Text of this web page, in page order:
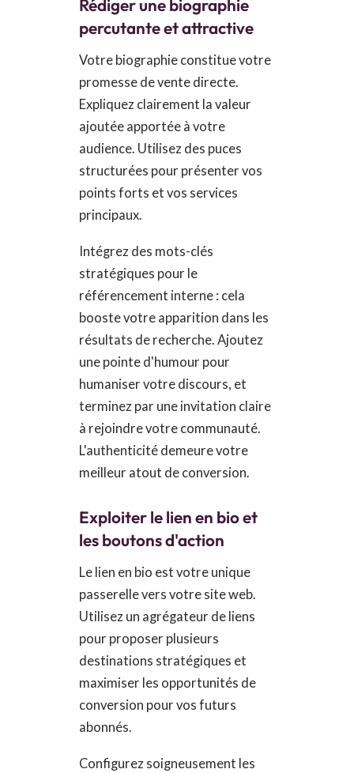
Rédiger une biographie
percutante et attractive
Votre biographie constitue votre
promesse de vente directe.
Expliquez clairement la valeur
ajoutée apportée à votre
audience. Utilisez des puces
structurées pour présenter vos
points forts et vos services
principaux.
Intégrez des mots-clés
stratégiques pour le
référencement interne : cela
booste votre apparition dans les
résultats de recherche. Ajoutez
une pointe d'humour pour
humaniser votre discours, et
terminez par une invitation claire
à rejoindre votre communauté.
L'authenticité demeure votre
meilleur atout de conversion.
Exploiter le lien en bio et
les boutons d'action
Le lien en bio est votre unique
passerelle vers votre site web.
Utilisez un agrégateur de liens
pour proposer plusieurs
destinations stratégiques et
maximiser les opportunités de
conversion pour vos futurs
abonnés.
Configurez soigneusement les